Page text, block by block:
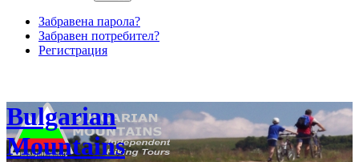
Забравена парола?
Забравен потребител?
Регистрация
Bulgarian
Mountains